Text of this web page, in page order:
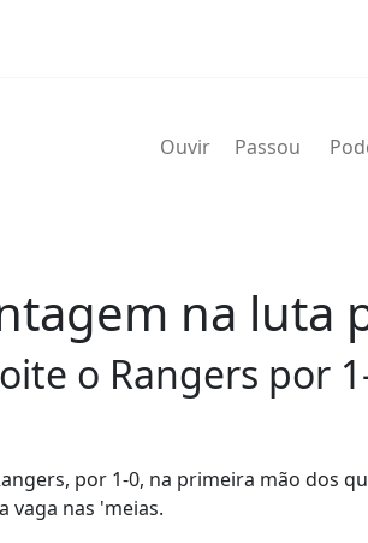
Ouvir Passou
na luta
o Rangers por
por 1-0, na primeira mão dos
vaga nas 'meias.